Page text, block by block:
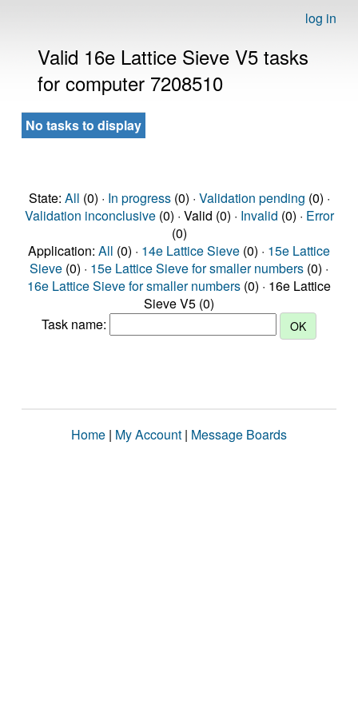
log in
Valid 16e Lattice Sieve V5 tasks
for computer 7208510
No tasks to display
State: All (0) · In progress(0) · Validation pending (0) ·
Validation inconclusive(0) · Valid (0) · Invalid (0) · Error
(0)
Application: All (0) · 14e Lattice Sieve (0) · 15e Lattice
Sieve (0) · 15e Lattice Sieve for smaller numbers (0) ·
16e Lattice Sieve for smaller numbers (0) · 16e Lattice
Sieve V5 (0)
Task name:
Home | My Account | Message Boards